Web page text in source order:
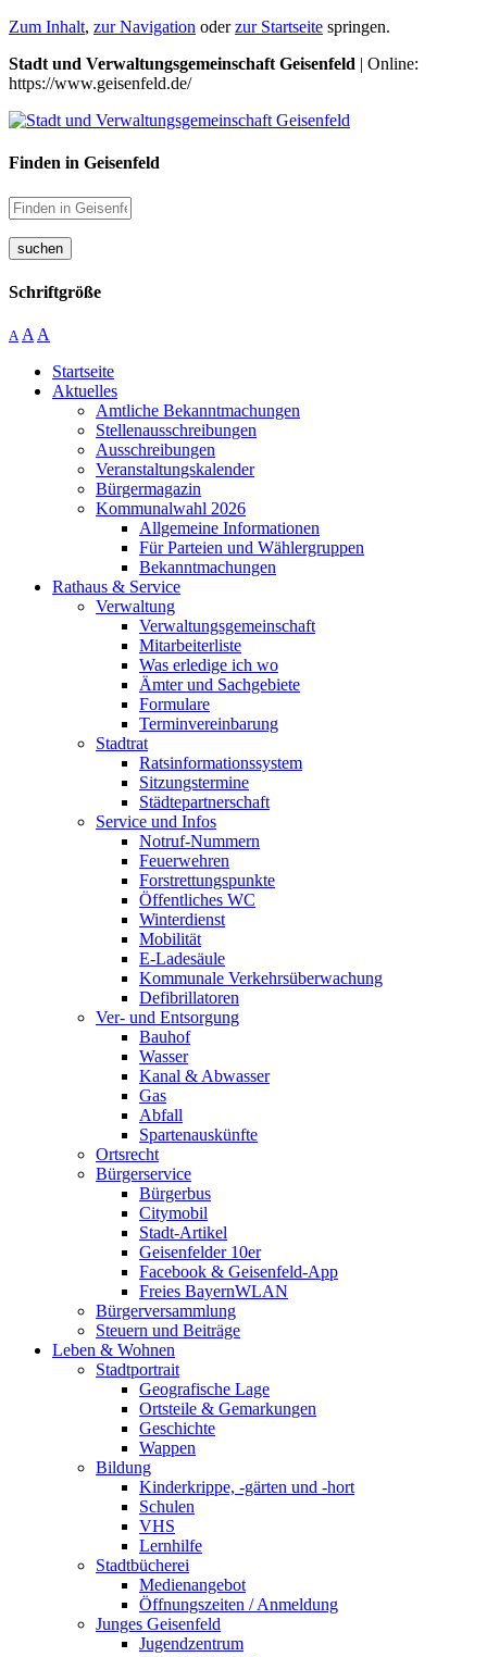
Zum Inhalt, zur Navigation oderzur Startseite springen.
Stadt und Verwaltungsgemeinschaft Geisenfeld | Online:
https://www.geisenfeld.de/
Finden in Geisenfeld
suchen
Schriftgröße
A A A
Startseite
Aktuelles
Amtliche Bekanntmachungen
Stellenausschreibungen
Ausschreibungen
Veranstaltungskalender
Bürgermagazin
Kommunalwahl 2026
Allgemeine Informationen
Für Parteien und Wählergruppen
Bekanntmachungen
Rathaus & Service
Verwaltung
Verwaltungsgemeinschaft
Mitarbeiterliste
Was erledige ich wo
Ämter und Sachgebiete
Formulare
Terminvereinbarung
Stadtrat
Ratsinformationssystem
Sitzungstermine
Städtepartnerschaft
Service und Infos
Notruf-Nummern
Feuerwehren
Forstrettungspunkte
Öffentliches WC
Winterdienst
Mobilität
E-Ladesäule
Kommunale Verkehrsüberwachung
Defibrillatoren
Ver- und Entsorgung
Bauhof
Wasser
Kanal & Abwasser
Gas
Abfall
Spartenauskünfte
Ortsrecht
Bürgerservice
Bürgerbus
Citymobil
Stadt-Artikel
Geisenfelder 10er
Facebook & Geisenfeld-App
Freies BayernWLAN
Bürgerversammlung
Steuern und Beiträge
Leben & Wohnen
Stadtportrait
Geografische Lage
Ortsteile & Gemarkungen
Geschichte
Wappen
Bildung
Kinderkrippe, -gärten und -hort
Schulen
VHS
Lernhilfe
Stadtbücherei
Medienangebot
Öffnungszeiten / Anmeldung
Junges Geisenfeld
Jugendzentrum